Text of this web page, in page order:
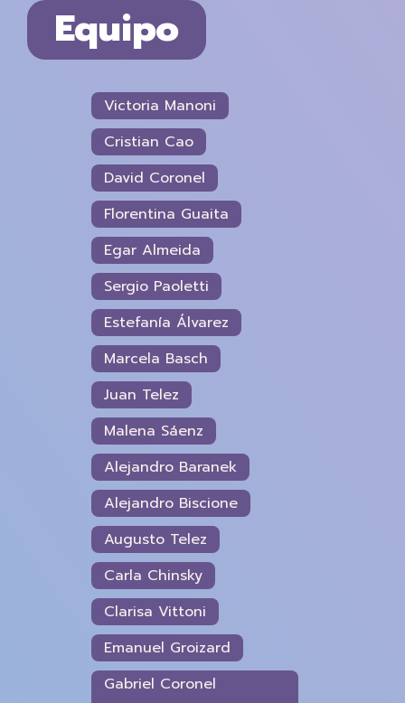
Equipo
Victoria Manoni
Cristian Cao
David Coronel
Florentina Guaita
Egar Almeida
Sergio Paoletti
Estefanía Álvarez
Marcela Basch
Juan Telez
Malena Sáenz
Alejandro Baranek
Alejandro Biscione
Augusto Telez
Carla Chinsky
Clarisa Vittoni
Emanuel Groizard
Gabriel Coronel